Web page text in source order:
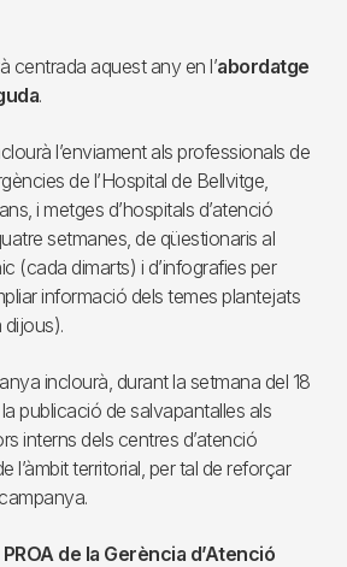
centrada aquest any en l’abordatge
.
l’enviament als professionals de
de l’Hospital de Bellvitge,
i metges d’hospitals d’atenció
setmanes, de qüestionaris al
(cada dimarts) i d’infografies per
informació dels temes plantejats
dijous).
inclourà, durant la setmana del 18
publicació de salvapantalles als
interns dels centres d’atenció
l’àmbit territorial, per tal de reforçar
de la Gerència d’Atenció